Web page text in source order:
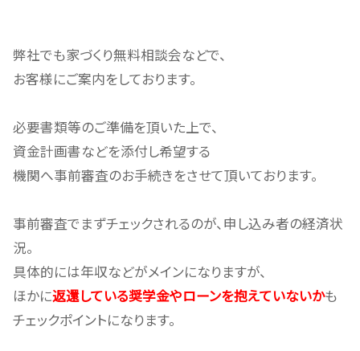
弊社でも家づくり無料相談会などで、
お客様にご案内をしております。
必要書類等のご準備を頂いた上で、
資金計画書などを添付し希望する
機関へ事前審査のお手続きをさせて頂いております。
事前審査でまずチェックされるのが、申し込み者の経済状
況。
具体的には年収などがメインになりますが、
ほかに返還している奨学金やローンを抱えていないかも
チェックポイントになります。